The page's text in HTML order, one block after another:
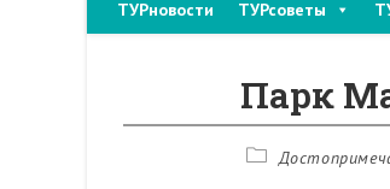
ТУРновости ТУРсоветы
Парк
Рубрика